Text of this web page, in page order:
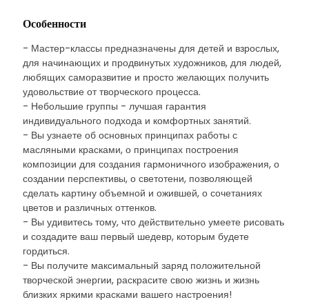
Особенности
- Мастер-классы предназначены для детей и взрослых,
для начинающих и продвинутых художников, для людей,
любящих саморазвитие и просто желающих получить
удовольствие от творческого процесса.
- Небольшие группы - лучшая гарантия
индивидуального подхода и комфортных занятий.
- Вы узнаете об основных принципах работы с
масляными красками, о принципах построения
композиции для создания гармоничного изображения, о
создании перспективы, о светотени, позволяющей
сделать картину объемной и ожившей, о сочетаниях
цветов и различных оттенков.
- Вы удивитесь тому, что действительно умеете рисовать
и создадите ваш первый шедевр, которым будете
гордиться.
- Вы получите максимальный заряд положительной
творческой энергии, раскрасите свою жизнь и жизнь
близких яркими красками вашего настроения!